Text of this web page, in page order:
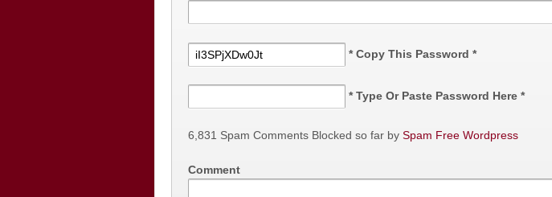
* Copy This Password *
* Type Or Paste Password Here *
6,831 Spam Comments Blocked so far by Spam Free Wordpress
Comment